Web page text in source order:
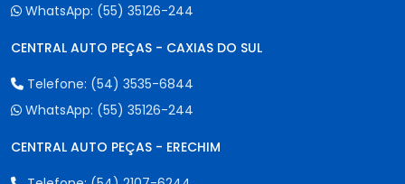
WhatsApp: (55) 35126-244
CENTRAL AUTO PEÇAS - CAXIAS DO SUL
Telefone: (54) 3535-6844
WhatsApp: (55) 35126-244
CENTRAL AUTO PEÇAS - ERECHIM